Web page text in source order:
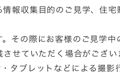
報収集目的のご見学、住
その際にお客様のご見学中
せていただく場合がござい
タブレットなどによる撮影